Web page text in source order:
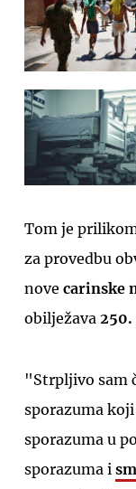
Tom je
za provedbu
nove carinske
obilježava 250.
"Strpljivo sam
sporazuma
sporazuma u
sporazuma i